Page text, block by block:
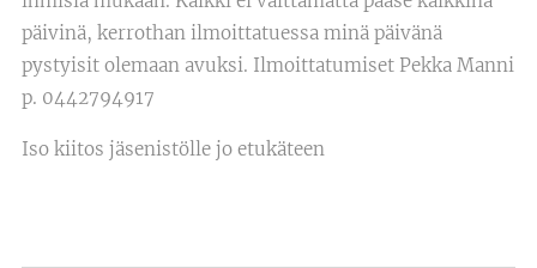
päivinä, kerrothan ilmoittatuessa minä päivänä
pystyisit olemaan avuksi. Ilmoittatumiset Pekka Manni
p. 0442794917
Iso kiitos jäsenistölle jo etukäteen